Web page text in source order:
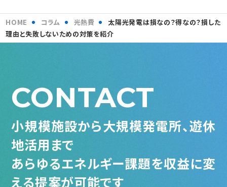
HOME コラム 光熱費
太陽光発電は損なの？得なの？損した
理由と失敗しないための対策を紹介
CONTACT
小規模施設から大規模発電所、遊休
地活用まで
あらゆるエネルギー課題を収益に変
える提案が可能です